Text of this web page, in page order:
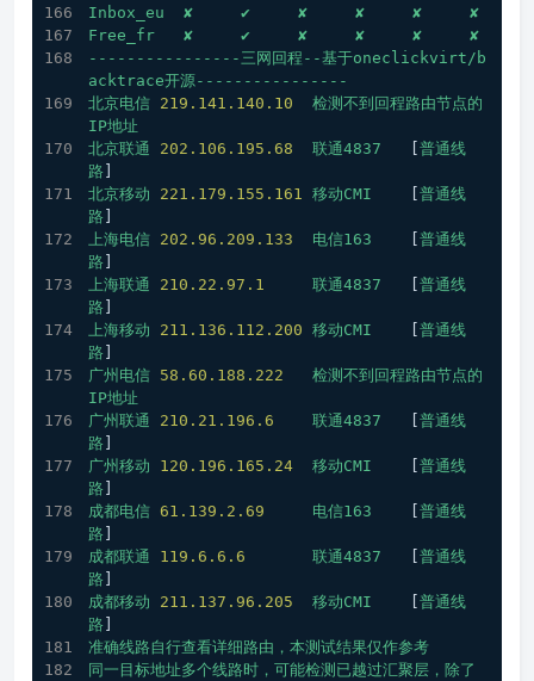
Inbox_eu
✘ ✔ ✘ ✘ ✘
✘
Free_fr
✘ ✔ ✘ ✘ ✘
✘
----------------三网回程--基于oneclickvirt/b
acktrace开源----------------
北京电信 219.141 .140 .10
检测不到回程路由节点的
IP地址
北京联通
202.106 .195 .68 联通4837
普通线
路
北京移动
221.179 .155 .161 移动CMI
普通线
路
上海电信 202.96 .209 .133 电信163
普通线
路
上海联通
210.22 .97 .1 联通4837
普通线
路
上海移动
211.136 .112 .200 移动CMI
普通线
路
广州电信 58.60 .188 .222
检测不到回程路由节点的
IP地址
广州联通
210.21 .196 .6 联通4837
普通线
路
广州移动
120.196 .165 .24 移动CMI
普通线
路
成都电信 61.139 .2 .69 电信163
普通线
路
成都联通
119.6 .6 .6 联通4837
普通线
路
成都移动
211.137 .96 .205 移动CMI
普通线
路
准确线路自行查看详细路由，本测试结果仅作参考
同一目标地址多个线路时，可能检测已越过汇聚层，除了